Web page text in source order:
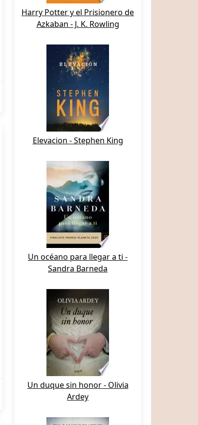
Harry Potter y el Prisionero de
Azkaban - J. K. Rowling
Elevacion - Stephen King
Un océano para llegar a ti -
Sandra Barneda
Un duque sin honor - Olivia
Ardey